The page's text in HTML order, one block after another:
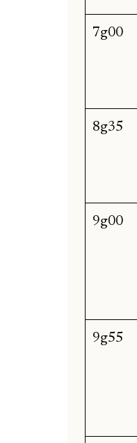
7g00
8g35
9g00
9g55